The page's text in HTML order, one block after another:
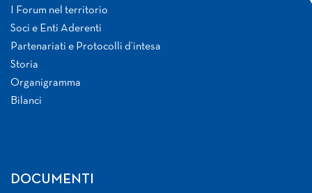
I Forum nel territorio
Soci e Enti Aderenti
Partenariati e Protocolli d’intesa
Storia
Organigramma
Bilanci
DOCUMENTI